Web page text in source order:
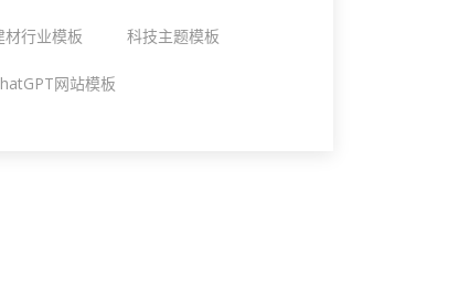
材行业模板 科技主题模板
网站模板